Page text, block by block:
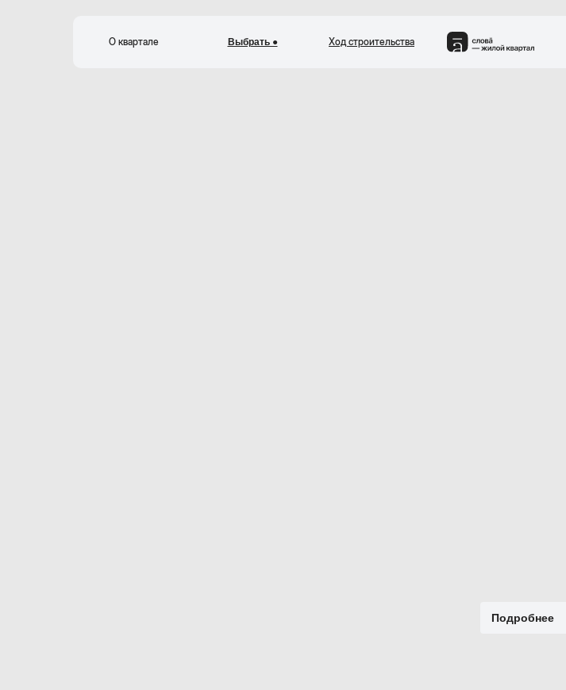
Квартиры Квартал Двор парк Генплан
О квартале Выбрать ● Ход строительства
Подробнее